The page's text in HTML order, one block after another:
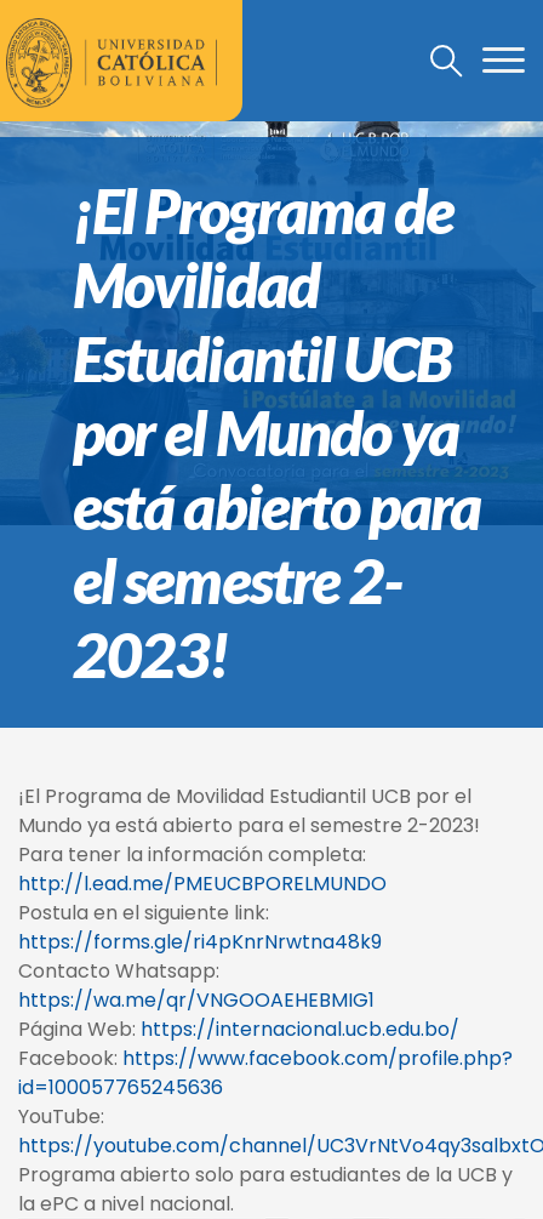
¡El Programa de
Movilidad
Estudiantil UCB
por el Mundo ya
está abierto para
el semestre 2-
2023!
¡El Programa de Movilidad Estudiantil UCB por el
Mundo ya está abierto para el semestre 2-2023!
Para tener la información completa:
http://l.ead.me/PMEUCBPORELMUNDO
Postula en el siguiente link:
https://forms.gle/ri4pKnrNrwtna48k9
Contacto Whatsapp:
https://wa.me/qr/VNGOOAEHEBMIG1
Página Web: https://internacional.ucb.edu.bo/
Facebook: https://www.facebook.com/profile.php?
id=100057765245636
YouTube:
https://youtube.com/channel/
Programa abierto solo para estudiantes de la UCB y
la ePC a nivel nacional.